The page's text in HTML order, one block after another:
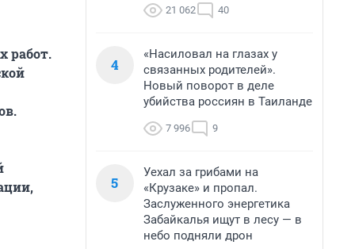
работ.
21 062 40
4
«Насиловал на глазах у
связанных родителей».
Новый поворот в деле
убийства россиян в Таиланде
7 996 9
5
Уехал за грибами на
«Крузаке» и пропал.
Заслуженного энергетика
Забайкалья ищут в лесу — в
небо подняли дрон